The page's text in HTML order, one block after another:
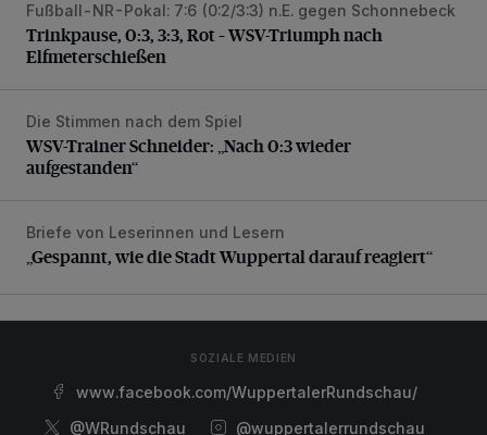
Trinkpause, 0:3, 3:3, Rot – WSV-Triumph nach
Fußball-NR-Pokal: 7:6 (0:2/3:3) n.E. gegen Schonnebeck
Trinkpause, 0:3, 3:3, Rot – WSV-Triumph nach
Elfmeterschießen
WSV-Trainer Schneider: „Nach 0:3 wieder aufgestanden“
Die Stimmen nach dem Spiel
WSV-Trainer Schneider: „Nach 0:3 wieder
aufgestanden“
„Gespannt, wie die Stadt Wuppertal darauf reagiert“
Briefe von Leserinnen und Lesern
„Gespannt, wie die Stadt Wuppertal darauf reagiert“
SOZIALE MEDIEN
www.facebook.com/WuppertalerRundschau/
@WRundschau
@wuppertalerrundschau